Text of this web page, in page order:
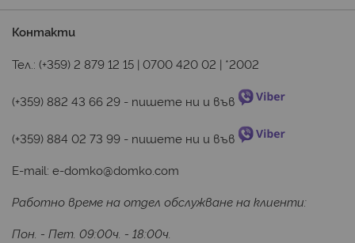
Контакти
Тел.: (+359) 2 879 12 15 | 0700 420 02 | *2002
(+359) 882 43 66 29 - пишете ни и във
(+359) 884 02 73 99 - пишете ни и във
E-mail: e-domko@domko.com
Работно време на отдел обслужване на клиенти:
Пон. - Пет. 09:00ч. - 18:00ч.